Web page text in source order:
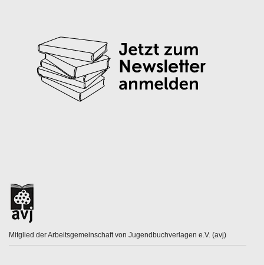
Mitglied der Arbeitsgemeinschaft von Jugendbuchverlagen e.V. (avj)